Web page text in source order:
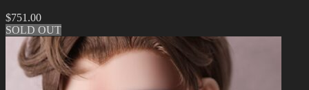
$751.00
SOLD OUT